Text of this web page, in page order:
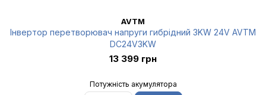
AVTM
Інвертор перетворювач напруги гибрідний 3KW 24V AVTM
DC24V3KW
13 399 грн
Потужність акумулятора